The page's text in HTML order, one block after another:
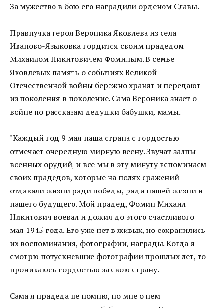
За мужество в бою его наградили орденом Славы.
Правнучка героя Вероника Яковлева из села
Иваново-Языковка гордится своим прадедом
Михаилом Никитовичем Фоминым. В семье
Яковлевых память о событиях Великой
Отечественной войны бережно хранят и передают
из поколения в поколение. Сама Вероника знает о
войне по рассказам дедушки бабушки, мамы.
"Каждый год 9 мая наша страна с гордостью
отмечает очередную мирную весну. Звучат залпы
военных орудий, и все мы в эту минуту вспоминаем
своих прадедов, которые на полях сражений
отдавали жизни ради победы, ради нашей жизни и
нашего будущего. Мой прадед, Фомин Михаил
Никитович воевал и дожил до этого счастливого
мая 1945 года. Его уже нет в живых, но сохранились
их воспоминания, фотографии, награды. Когда я
смотрю потускневшие фотографии прошлых лет, то
проникаюсь гордостью за свою страну.
Сама я прадеда не помню, но мне о нем